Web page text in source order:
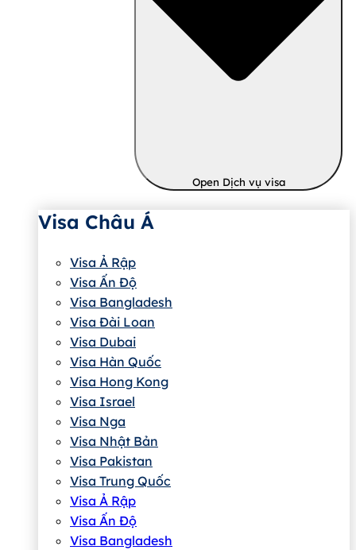
Open Dịch vụ visa
Visa Châu Á
Visa Ả Rập
Visa Ấn Độ
Visa Bangladesh
Visa Đài Loan
Visa Dubai
Visa Hàn Quốc
Visa Hong Kong
Visa Israel
Visa Nga
Visa Nhật Bản
Visa Pakistan
Visa Trung Quốc
Visa Ả Rập
Visa Ấn Độ
Visa Bangladesh